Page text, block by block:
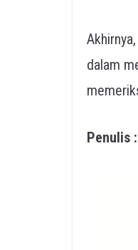
dalam
Penulis